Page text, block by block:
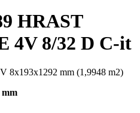
HRAST
4V 8/32 D C-it
8x193x1292 mm (1,9948 m2)
mm